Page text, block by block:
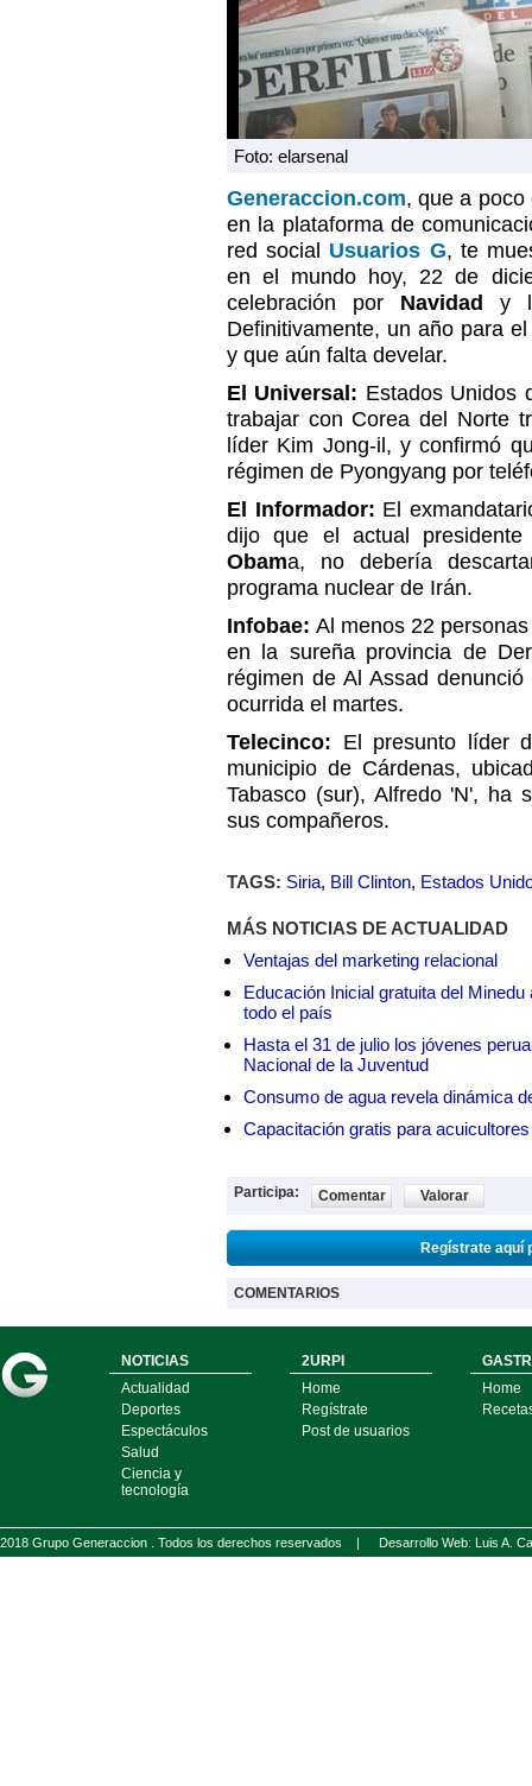
Foto: elarsenal
Generaccion.com, que a poco
en la plataforma de
red social Usuarios G, te
en el mundo hoy, 22 de
celebración por Navidad y
Definitivamente, un año para
y que aún falta develar.
El Universal: Estados Unidos
trabajar con Corea del Norte
líder Kim Jong-il, y confirmó
régimen de Pyongyang por
El Informador: El
dijo que el actual presidente
Obama, no debería
programa nuclear de Irán.
Infobae: Al menos 22
en la sureña provincia de
régimen de Al Assad
ocurrida el martes.
Telecinco: El presunto líder
municipio de Cárdenas,
Tabasco (sur), Alfredo 'N', ha
sus compañeros.
TAGS: Siria, Bill Clinton, Estados
MÁS NOTICIAS DE ACTUALIDAD
Ventajas del marketing relacional
Educación Inicial gratuita del
todo el país
Hasta el 31 de julio los jóvenes
Nacional de la Juventud
Consumo de agua revela dinámica
Capacitación gratis para
Participa: Comentar Valorar
Regístrate aquí
COMENTARIOS
NOTICIAS
Actualidad
Deportes
Espectáculos
Salud
Ciencia y
tecnología
2URPI
Home
Regístrate
Post de usuarios
Home
2018 Grupo Generaccion . Todos los derechos reservados | Desarrollo Web: Luis